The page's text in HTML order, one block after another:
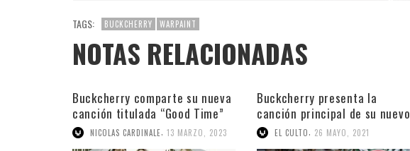
TAGS: BUCKCHERRY WARPAINT
NOTAS RELACIONADAS
Buckcherry comparte su nueva
canción titulada “Good Time”
NICOLAS CARDINALE 13 MARZO, 2023
Buckcherry presenta la
canción principal de su nuevo
álbumEL CULTO 26 MAYO, 2021